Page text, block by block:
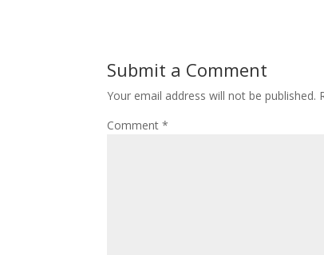
Submit a Comment
Your email address will not be published.
Comment*